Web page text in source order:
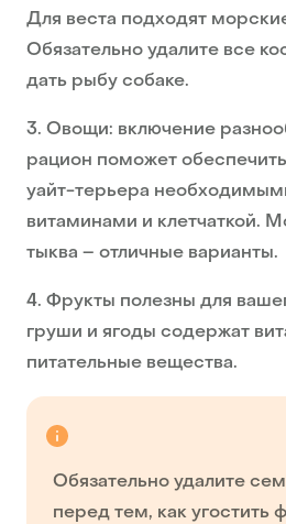
Для веста подходят
Обязательно удалите все
дать рыбу собаке.
3. Овощи: включение
рацион поможет
уайт-терьера
витаминами и клетчаткой.
тыква – отличные варианты.
4. Фрукты полезны для
груши и ягоды содержат
питательные вещества.
Обязательно удалите
перед тем, как угостить